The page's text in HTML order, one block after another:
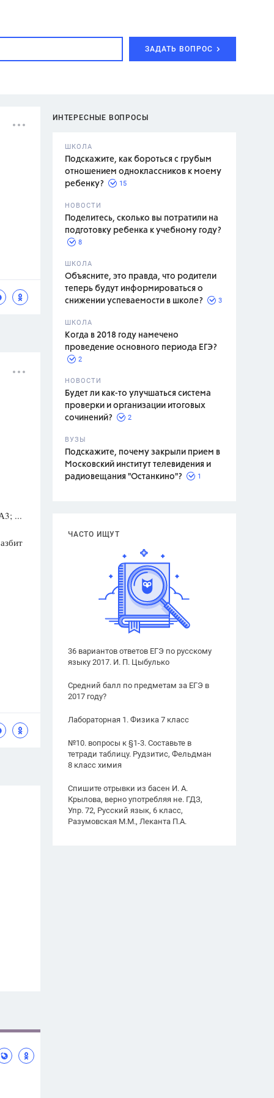
ЗАДАТЬ ВОПРОС
ИНТЕРЕСНЫЕ ВОПРОСЫ
ШКОЛА
Подскажите, как бороться с грубым
отношением одноклассников к моему
ребенку?
15
НОВОСТИ
Поделитесь, сколько вы потратили на
подготовку ребенка к учебному году?
8
ШКОЛА
Объясните, это правда, что родители
теперь будут информироваться о
снижении успеваемости в школе?
3
ШКОЛА
Когда в 2018 году намечено
проведение основного периода ЕГЭ?
2
НОВОСТИ
Будет ли как-то улучшаться система
проверки и организации итоговых
сочинений?
2
ВУЗЫ
Подскажите, почему закрыли прием в
Московский институт телевидения и
радиовещания "Останкино"?
1
ЧАСТО ИЩУТ
36 вариантов ответов ЕГЭ по русскому
языку 2017. И. П. Цыбулько
Средний балл по предметам за ЕГЭ в
2017 году?
Лабораторная 1. Физика 7 класс
№10. вопросы к §1-3. Составьте в
тетради таблицу. Рудзитис, Фельдман
8 класс химия
Спишите отрывки из басен И. А.
Крылова, верно употребляя не. ГДЗ,
Упр. 72, Русский язык, 6 класс,
Разумовская М.М., Леканта П.А.
...